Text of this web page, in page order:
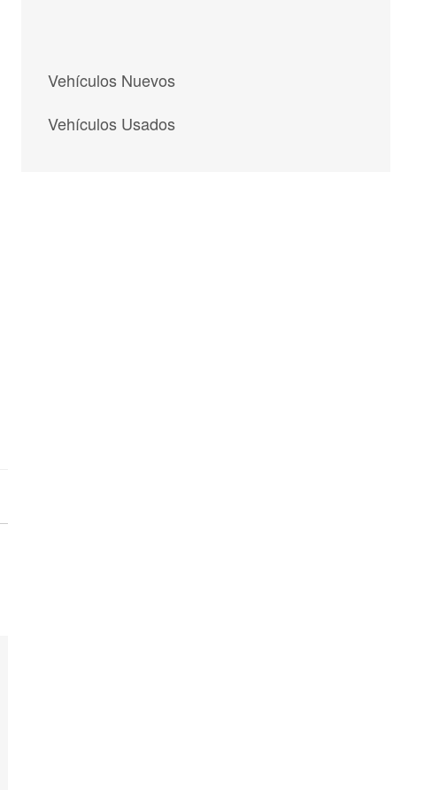
Vehículos Nuevos
Vehículos Usados